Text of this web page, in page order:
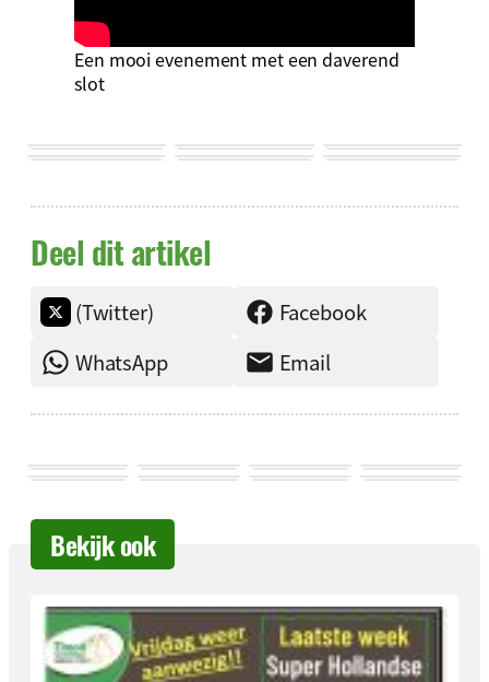
Een mooi evenement met een daverend
slot
Deel dit artikel
(Twitter)
Facebook
WhatsApp
Email
Bekijk ook